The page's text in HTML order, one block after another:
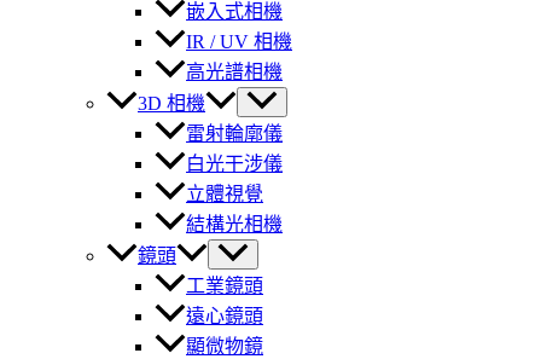
嵌入式相機
IR / UV 相機
高光譜相機
3D 相機
雷射輪廓儀
白光干涉儀
立體視覺
結構光相機
鏡頭
工業鏡頭
遠心鏡頭
顯微物鏡